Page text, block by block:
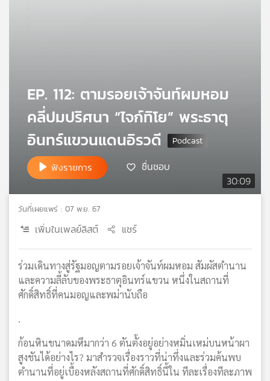
เครือ
เอส
เครือ
ข่าย
30:09
EP. 112: ตามรอยเจ้าจันท์ผมหอม
คลี่ปมปริศนา “ไจก์ทิโย” พระธาตุ
อินทร์แขวนแดนอิรวดี
ฟังรายการ ชื่นชอบ
วันที่เผยแพร่ : 07 พ.ย. 67
เพิ่มในเพลย์ลิสต์ แชร์
ร่วมเดินทางสู่รัฐมอญตามรอยเจ้าจันท์ผมหอม สัมผัสตำนาน
และความลี้ลับของพระธาตุอินทร์แขวน หนึ่งในสถานที่
ศักดิ์สิทธิ์ที่คนมอญและพม่านับถือ
.
ก้อนหินขนาดมหึมากว่า 6 ตันตั้งอยู่อย่างหมิ่นเหม่บนหน้าผา
สูงชันได้อย่างไร? มาสำรวจเรื่องราวที่น่าทึ่งและร่วมค้นพบ
ตำนานที่อยู่เบื้องหลังสถานที่ศักดิ์สิทธิ์นี้ใน ทีละเรื่องทีละภาพ